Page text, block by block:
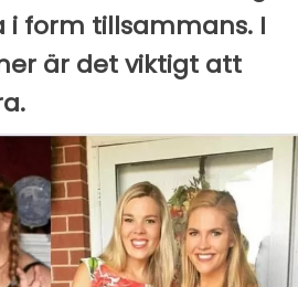
form tillsammans. I
är det viktigt att